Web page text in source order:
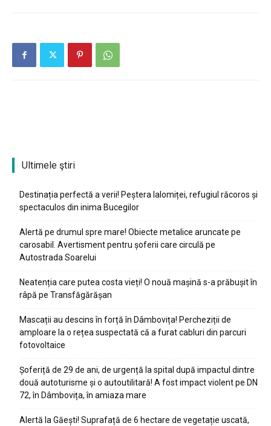
Ultimele ştiri
Destinația perfectă a verii! Peștera Ialomiței, refugiul răcoros și
spectaculos din inima Bucegilor
Alertă pe drumul spre mare! Obiecte metalice aruncate pe
carosabil. Avertisment pentru șoferii care circulă pe
Autostrada Soarelui
Neatenția care putea costa vieți! O nouă mașină s-a prăbușit în
râpă pe Transfăgărășan
Mascații au descins în forță în Dâmbovița! Percheziții de
amploare la o rețea suspectată că a furat cabluri din parcuri
fotovoltaice
Șoferiță de 29 de ani, de urgență la spital după impactul dintre
două autoturisme și o autoutilitară! A fost impact violent pe DN
72, în Dâmbovița, în amiaza mare
Alertă la Găești! Suprafață de 6 hectare de vegetație uscată,